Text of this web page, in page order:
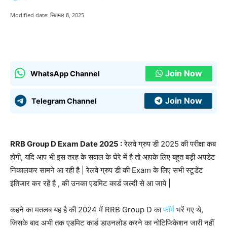
Modified date: सितम्बर 8, 2025
WhatsApp Channel Join Now
Telegram Channel Join Now
RRB Group D Exam Date 2025 :रेलवे ग्रुप डी 2025 की परीक्षा कब
होगी, यदि आप भी इस तरह के सवाल के घेरे में है तो आपके लिए बहुत बड़ी अपडेट
निकालकर सामने आ रही है | रेलवे ग्रुप डी की Exam के लिए सभी स्टूडेंट
इंतिजार कर रहें है , की उनका एडमिट कार्ड जल्दी से आ जाये |
कहने का मतलब यह है की 2024 में RRB Group D काफॉर्म भरें गए थे,
जिसके बाद अभी तक एडमिट कार्ड डाउनलोड करने का नोटिफिकेशन जारी नहीं